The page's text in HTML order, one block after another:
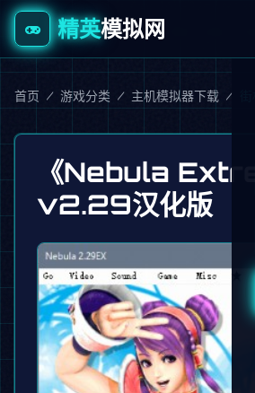
精英模拟网
首页 / 游戏分类 / 主机模拟器下载 /
《Nebula
v2.29汉化版